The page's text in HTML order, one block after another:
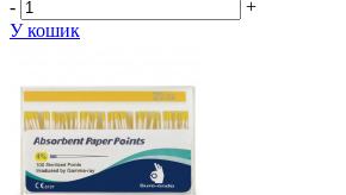
-
+
У кошик